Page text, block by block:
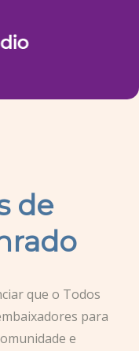
de
que o Todos
para
e